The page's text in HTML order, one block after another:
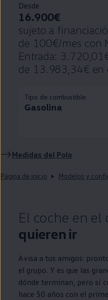
Desde
16.900€
sujeto a
de 100€/mes con
Entrada:
de 13.983,34€ en
Tipo de combustible
Gasolina
Medidas del Polo
Página de inicio Modelos y
El coche en el
quieren ir
Avisa a tus amigos:
el grupo. Y es que las
dónde terminan, pero sí
hace 50 años con el